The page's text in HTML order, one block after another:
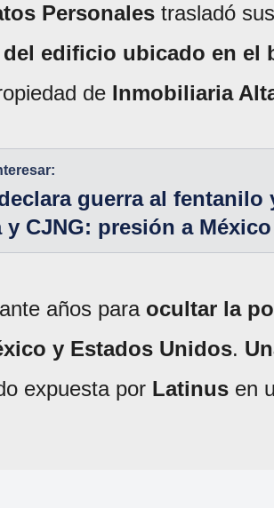
Personales trasladó
edificio ubicado en el
de Inmobiliaria
guerra al fentanilo
y CJNG: presión a México
años para ocultar la
y Estados Unidos.
expuesta por Latinus en